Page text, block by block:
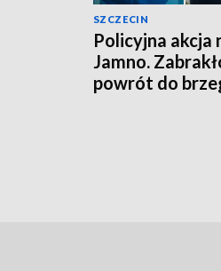
SZCZECIN
Policyjna akcja
Jamno.
powrót do